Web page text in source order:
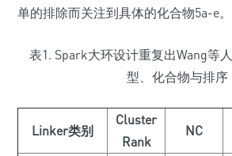
单的排除而关注到具体的化合物5a-e。
表1. Spark大环设计重复出Wang等人
型、化合物与排序
Linker类别
Cluster
Rank
NC